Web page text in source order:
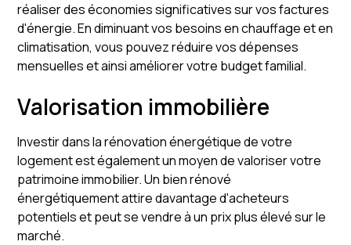
réaliser des économies significatives sur vos factures
d'énergie. En diminuant vos besoins en chauffage et en
climatisation, vous pouvez réduire vos dépenses
mensuelles et ainsi améliorer votre budget familial.
Valorisation immobilière
Investir dans la rénovation énergétique de votre
logement est également un moyen de valoriser votre
patrimoine immobilier. Un bien rénové
énergétiquement attire davantage d'acheteurs
potentiels et peut se vendre à un prix plus élevé sur le
marché.